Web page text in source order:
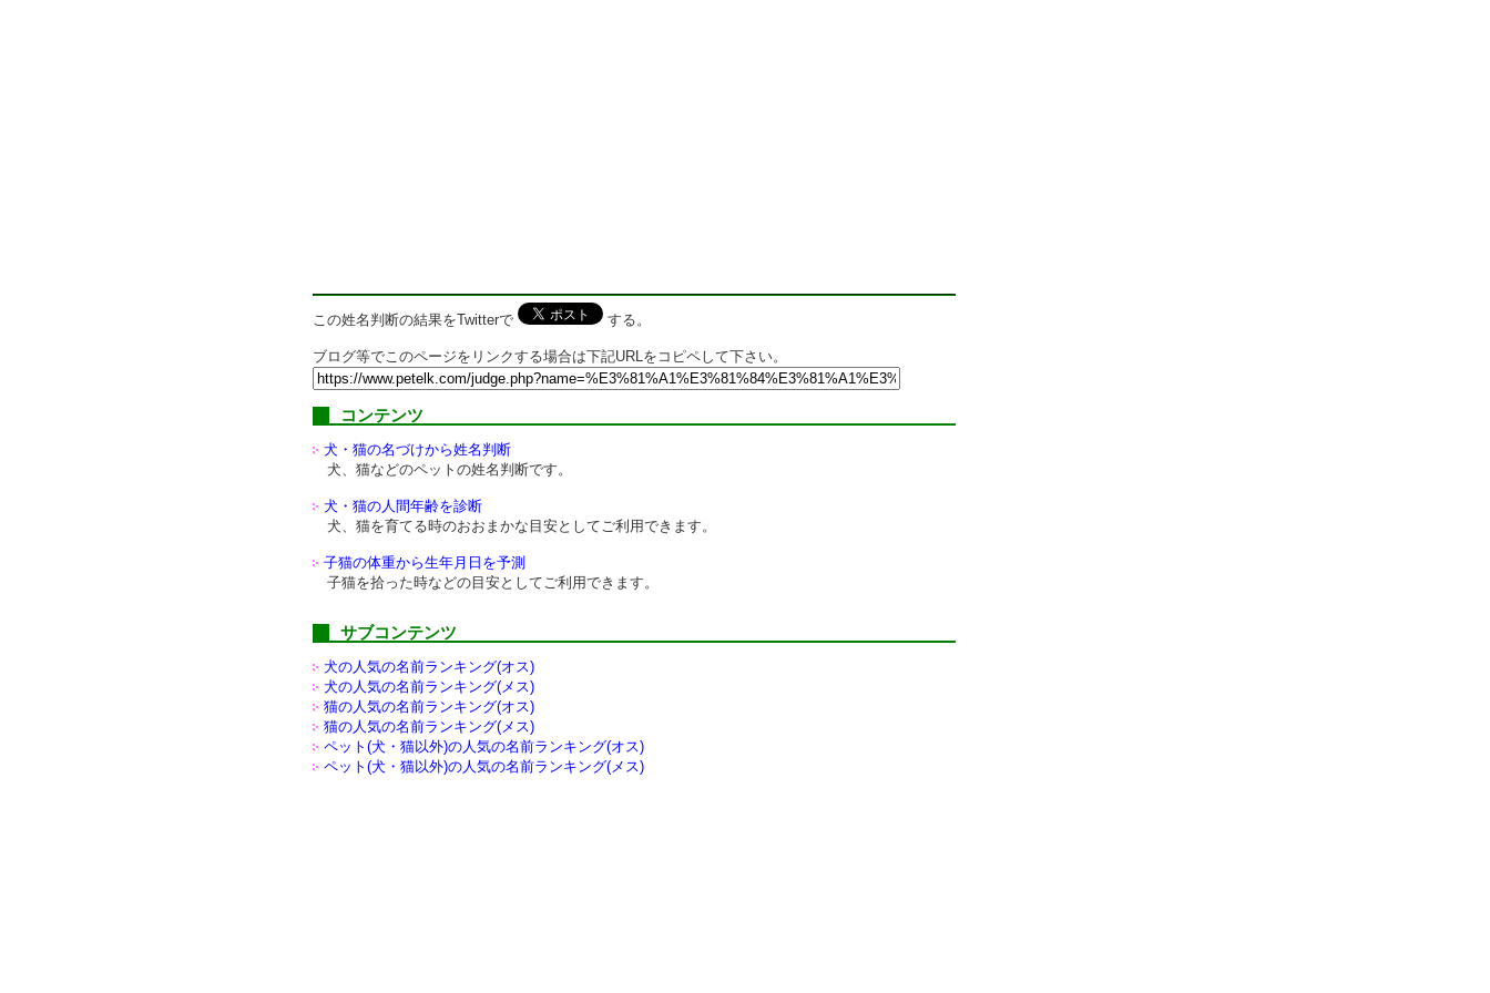
この姓名判断の結果をTwitterで する。
ブログ等でこのページをリンクする場合は下記URLをコピペして下さい。
コンテンツ
犬・猫の名づけから姓名判断
犬、猫などのペットの姓名判断です。
犬・猫の人間年齢を診断
犬、猫を育てる時のおおまかな目安としてご利用できます。
子猫の体重から生年月日を予測
子猫を拾った時などの目安としてご利用できます。
サブコンテンツ
犬の人気の名前ランキング(オス)
犬の人気の名前ランキング(メス)
猫の人気の名前ランキング(オス)
猫の人気の名前ランキング(メス)
ペット(犬・猫以外)の人気の名前ランキング(オス)
ペット(犬・猫以外)の人気の名前ランキング(メス)